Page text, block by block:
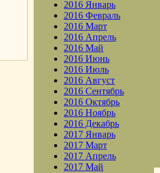
2016 Январь
2016 Февраль
2016 Март
2016 Апрель
2016 Май
2016 Июнь
2016 Июль
2016 Август
2016 Сентябрь
2016 Октябрь
2016 Ноябрь
2016 Декабрь
2017 Январь
2017 Март
2017 Апрель
2017 Май